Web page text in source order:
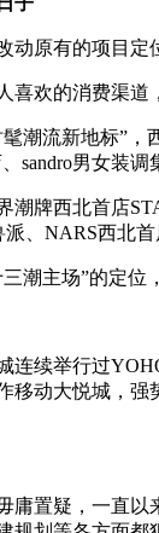
原有的项目定位
的消费渠道，
流新地标”，西
sandro男女装
西北首店
派、NARS西北
主场”的定位，
举行过YOHO
移动大悦城，
置疑，一直以来